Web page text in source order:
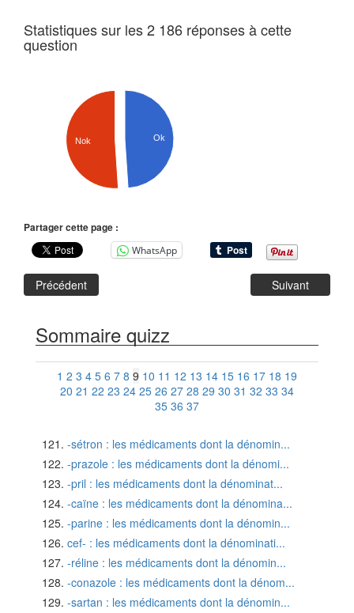
Statistiques sur les 2 186 réponses à cette
question
Ok
Nok
Partager cette page :
WhatsApp
Précédent Suivant
Sommaire quizz
1 2 3 4 5 6 7 8 9 10 11 12 13 14 15 16 17 18 19
20 21 22 23 24 25 26 27 28 29 30 31 32 33 34
35 36 37
-sétron : les médicaments dont la dénomin...
-prazole : les médicaments dont la dénomi...
-pril : les médicaments dont la dénominat...
-caïne : les médicaments dont la dénomina...
-parine : les médicaments dont la dénomin...
cef- : les médicaments dont la dénominati...
-réline : les médicaments dont la dénomin...
-conazole : les médicaments dont la dénom...
-sartan : les médicaments dont la dénomin...